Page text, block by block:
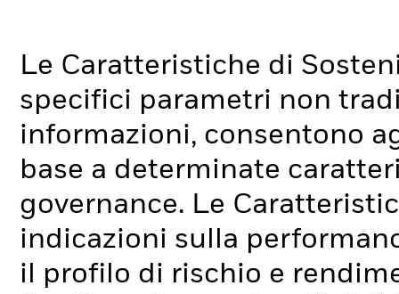
Le Caratteristiche di
specifici parametri non
informazioni, consentono
base a determinate
governance. Le
indicazioni sulla
il profilo di rischio e